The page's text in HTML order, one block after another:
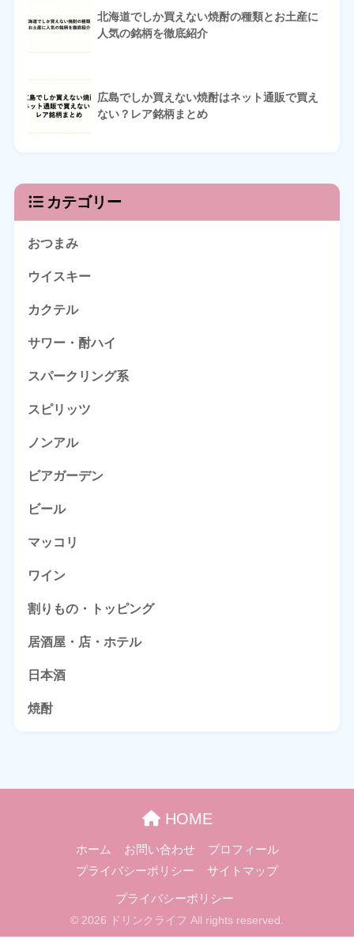
北海道でしか買えない焼酎の種類とお土産に
人気の銘柄を徹底紹介
広島でしか買えない焼酎はネット通販で買え
ない？レア銘柄まとめ
カテゴリー
おつまみ
ウイスキー
カクテル
サワー・酎ハイ
スパークリング系
スピリッツ
ノンアル
ビアガーデン
ビール
マッコリ
ワイン
割りもの・トッピング
居酒屋・店・ホテル
日本酒
焼酎
HOME
ホーム お問い合わせ
プロフィール
プライバシーポリシー
サイトマップ
プライバシーポリシー
© 2026 ドリンクライフ All rights reserved.